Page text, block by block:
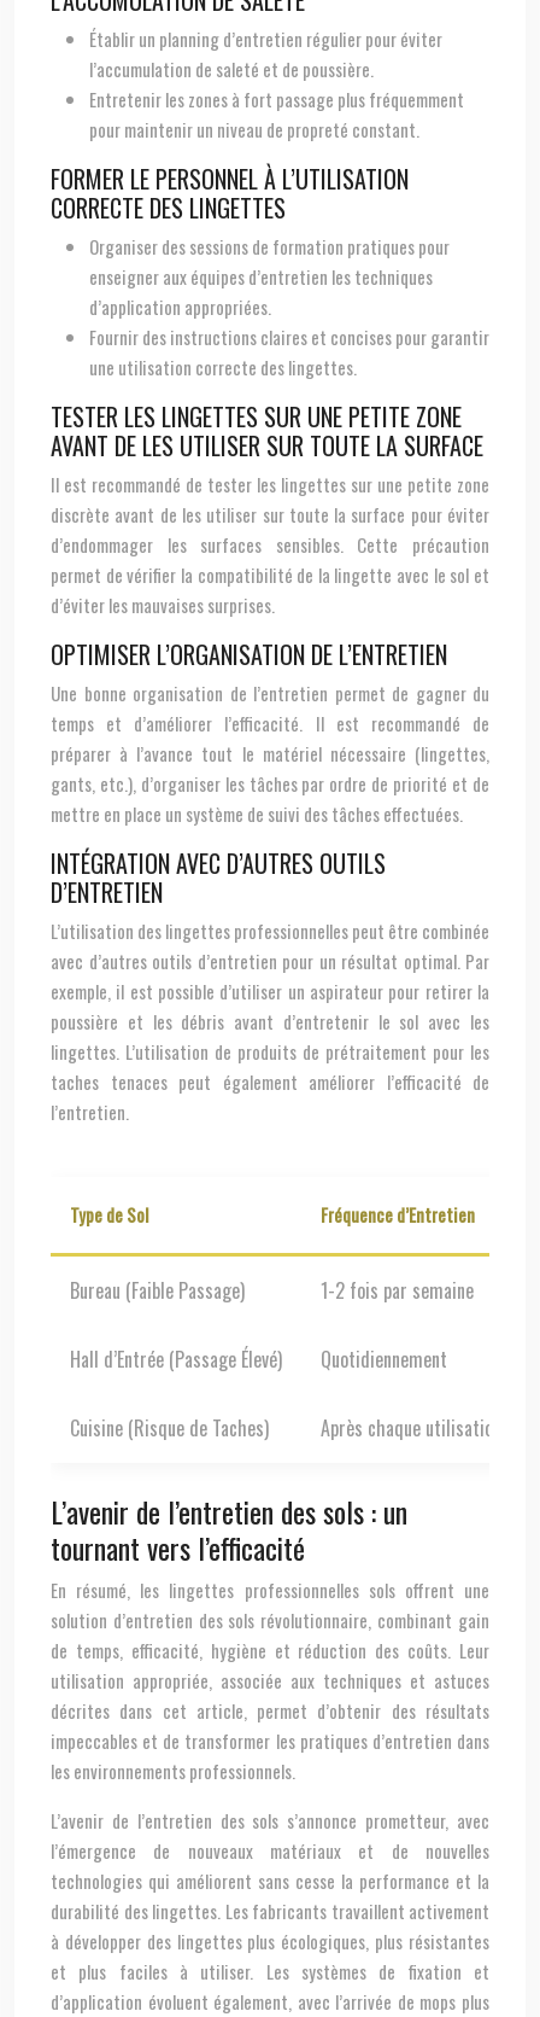
Établir un planning d’entretien régulier pour éviter
l’accumulation de saleté et de poussière.
Entretenir les zones à fort passage plus fréquemment
pour maintenir un niveau de propreté constant.
FORMER LE PERSONNEL À L’UTILISATION
CORRECTE DES LINGETTES
Organiser des sessions de formation pratiques pour
enseigner aux équipes d’entretien les techniques
d’application appropriées.
Fournir des instructions claires et concises pour garantir
une utilisation correcte des lingettes.
TESTER LES LINGETTES SUR UNE PETITE ZONE
AVANT DE LES UTILISER SUR TOUTE LA SURFACE
Il est recommandé de tester les lingettes sur une petite zone
discrète avant de les utiliser sur toute la surface pour éviter
d’endommager les surfaces sensibles. Cette précaution
permet de vérifier la compatibilité de la lingette avec le sol et
d’éviter les mauvaises surprises.
OPTIMISER L’ORGANISATION DE L’ENTRETIEN
Une bonne organisation de l’entretien permet de gagner du
temps et d’améliorer l’efficacité. Il est recommandé de
préparer à l’avance tout le matériel nécessaire (lingettes,
gants, etc.), d’organiser les tâches par ordre de priorité et de
mettre en place un système de suivi des tâches effectuées.
INTÉGRATION AVEC D’AUTRES OUTILS
D’ENTRETIEN
L’utilisation des lingettes professionnelles peut être combinée
avec d’autres outils d’entretien pour un résultat optimal. Par
exemple, il est possible d’utiliser un aspirateur pour retirer la
poussière et les débris avant d’entretenir le sol avec les
lingettes. L’utilisation de produits de prétraitement pour les
taches tenaces peut également améliorer l’efficacité de
l’entretien.
Type de Sol Fréquence d’Entretien
Bureau (Faible Passage) 1-2 fois par semaine
Hall d’Entrée (Passage Élevé) Quotidiennement
Cuisine (Risque de Taches) Après chaque utilisation
L’avenir de l’entretien des sols : un
tournant vers l’efficacité
En résumé, les lingettes professionnelles sols offrent une
solution d’entretien des sols révolutionnaire, combinant gain
de temps, efficacité, hygiène et réduction des coûts. Leur
utilisation appropriée, associée aux techniques et astuces
décrites dans cet article, permet d’obtenir des résultats
impeccables et de transformer les pratiques d’entretien dans
les environnements professionnels.
L’avenir de l’entretien des sols s’annonce prometteur, avec
l’émergence de nouveaux matériaux et de nouvelles
technologies qui améliorent sans cesse la performance et la
durabilité des lingettes. Les fabricants travaillent activement
à développer des lingettes plus écologiques, plus résistantes
et plus faciles à utiliser. Les systèmes de fixation et
d’application évoluent également, avec l’arrivée de mops plus